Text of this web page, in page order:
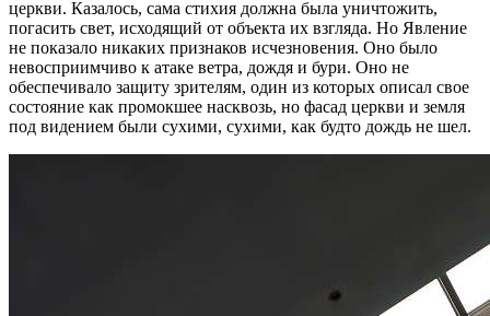
церкви. Казалось, сама стихия должна была уничтожить,
погасить свет, исходящий от объекта их взгляда. Но Явление
не показало никаких признаков исчезновения. Оно было
невосприимчиво к атаке ветра, дождя и бури. Оно не
обеспечивало защиту зрителям, один из которых описал свое
состояние как промокшее насквозь, но фасад церкви и земля
под видением были сухими, сухими, как будто дождь не шел.